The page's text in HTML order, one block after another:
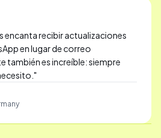
encanta recibir actualizaciones
en lugar de correo
también es increíble: siempre
"